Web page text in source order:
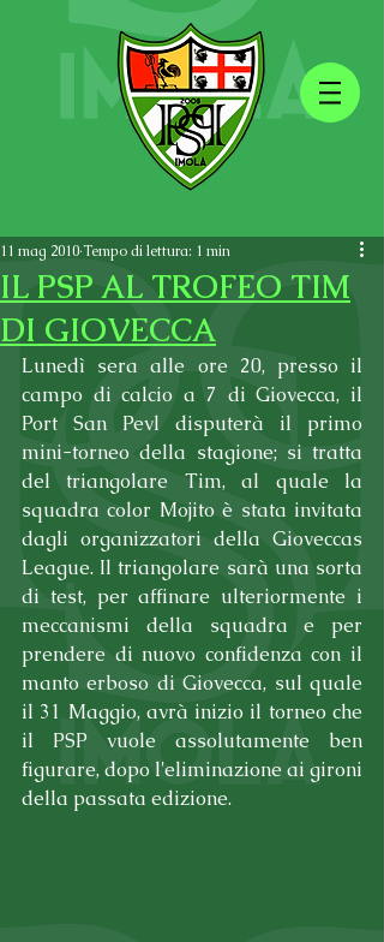
IL PSP AL TROFEO TIM
DI GIOVECCA
11 mag 2010Tempo di lettura: 1 min
Lunedì sera alle ore 20, presso il
campo di calcio a 7 di Giovecca, il
Port San Pevl disputerà il primo
mini-torneo della stagione; si tratta
del triangolare Tim, al quale la
squadra color Mojito è stata invitata
dagli organizzatori della Gioveccas
League. Il triangolare sarà una sorta
di test, per affinare ulteriormente i
meccanismi della squadra e per
prendere di nuovo confidenza con il
manto erboso di Giovecca, sul quale
il 31 Maggio, avrà inizio il torneo che
il PSP vuole assolutamente ben
figurare, dopo l'eliminazione ai gironi
della passata edizione.